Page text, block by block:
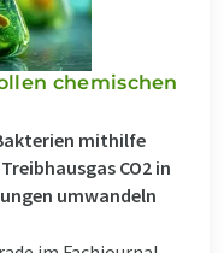
chemischen
mithilfe
CO2 in
umwandeln